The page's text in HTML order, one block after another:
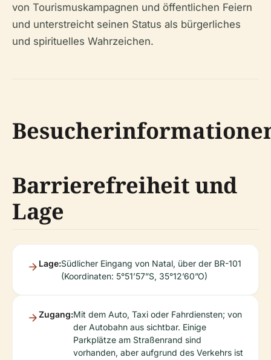
von Tourismuskampagnen und öffentlichen Feiern
und unterstreicht seinen Status als bürgerliches
und spirituelles Wahrzeichen.
Barrierefreiheit und
Lage
Lage:Südlicher Eingang von Natal, über der BR-101
(Koordinaten: 5°51’57”S, 35°12’60”O)
Zugang:Mit dem Auto, Taxi oder Fahrdiensten; von
der Autobahn aus sichtbar. Einige
Parkplätze am Straßenrand sind
vorhanden, aber aufgrund des Verkehrs ist